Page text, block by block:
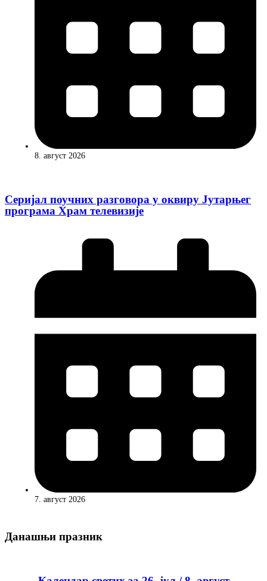
8. август 2026
Серијал поучних разговора у оквиру Јутарњег
програма Храм телевизије
7. август 2026
Данашњи празник